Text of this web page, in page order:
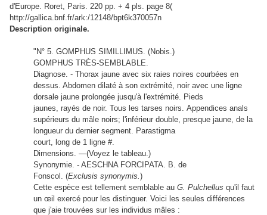
d'Europe. Roret, Paris. 220 pp. + 4 pls. page 8(
http://gallica.bnf.fr/ark:/12148/bpt6k370057n
Description originale.
"N° 5. GOMPHUS SIMILLIMUS. (Nobis.)
GOMPHUS TRÈS-SEMBLABLE.
Diagnose. - Thorax jaune avec six raies noires courbées en
dessus. Abdomen dilaté à son extrémité, noir avec une ligne
dorsale jaune prolongée jusqu'à l'extrémité. Pieds
jaunes, rayés de noir. Tous les tarses noirs. Appendices anals
supérieurs du mâle noirs; l'inférieur double, presque jaune, de la
longueur du dernier segment. Parastigma
court, long de 1 ligne #.
Dimensions. —(Voyez le tableau.)
Synonymie. - AESCHNA FORCIPATA. B. de
Fonscol. (Exclusis synonymis.)
Cette espèce est tellement semblable au G. Pulchellus qu'il faut
un œil exercé pour les distinguer. Voici les seules différences
que j'aie trouvées sur les individus mâles :